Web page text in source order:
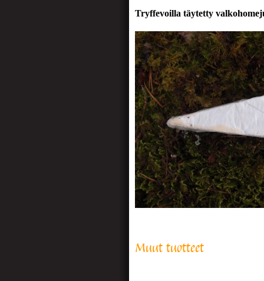
Tryffevoilla täytetty
Muut tuotteet